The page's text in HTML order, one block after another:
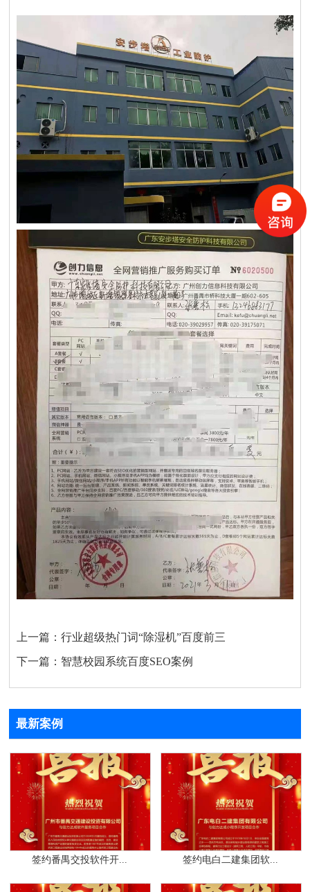
上一篇：行业超级热门词“除湿机”百度前三
下一篇： 智慧校园系统百度SEO案例
最新案例
签约番禺交投软件开... 签约电白二建集团软...